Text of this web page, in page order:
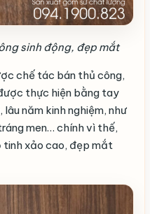
sinh động, đẹp mắt
chế tác bán thủ công,
thực hiện bằng tay
năm kinh nghiệm, như
men… chính vì thế,
tinh xảo cao, đẹp mắt